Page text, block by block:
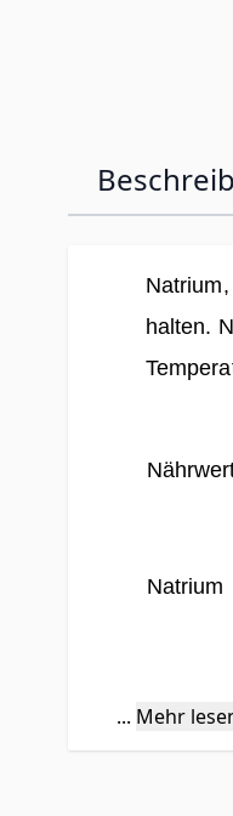
halten.
Natrium
... Mehr